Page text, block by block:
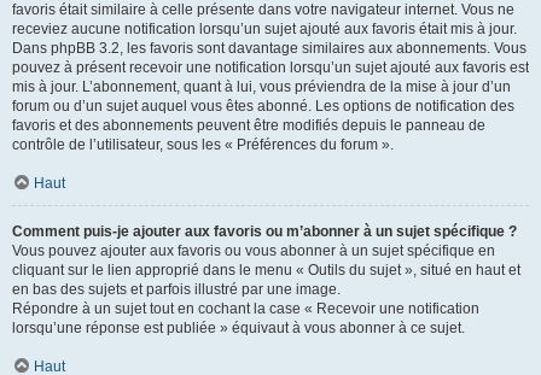
favoris était similaire à celle présente dans votre navigateur internet. Vous ne
receviez aucune notification lorsqu’un sujet ajouté aux favoris était mis à jour.
Dans phpBB 3.2, les favoris sont davantage similaires aux abonnements. Vous
pouvez à présent recevoir une notification lorsqu’un sujet ajouté aux favoris est
mis à jour. L’abonnement, quant à lui, vous préviendra de la mise à jour d’un
forum ou d’un sujet auquel vous êtes abonné. Les options de notification des
favoris et des abonnements peuvent être modifiés depuis le panneau de
contrôle de l’utilisateur, sous les « Préférences du forum ».
Haut
Comment puis-je ajouter aux favoris ou m’abonner à un sujet spécifique ?
Vous pouvez ajouter aux favoris ou vous abonner à un sujet spécifique en
cliquant sur le lien approprié dans le menu « Outils du sujet », situé en haut et
en bas des sujets et parfois illustré par une image.
Répondre à un sujet tout en cochant la case « Recevoir une notification
lorsqu’une réponse est publiée » équivaut à vous abonner à ce sujet.
Haut